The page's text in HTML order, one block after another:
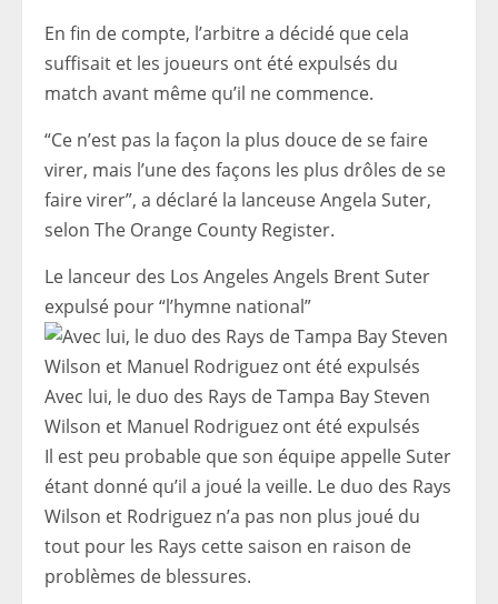
En fin de compte, l’arbitre a décidé que cela
suffisait et les joueurs ont été expulsés du
match avant même qu’il ne commence.
“Ce n’est pas la façon la plus douce de se faire
virer, mais l’une des façons les plus drôles de se
faire virer”, a déclaré la lanceuse Angela Suter,
selon The Orange County Register.
Le lanceur des Los Angeles Angels Brent Suter
expulsé pour “l’hymne national”
Avec lui, le duo des Rays de Tampa Bay Steven
Wilson et Manuel Rodriguez ont été expulsés
Il est peu probable que son équipe appelle Suter
étant donné qu’il a joué la veille. Le duo des Rays
Wilson et Rodriguez n’a pas non plus joué du
tout pour les Rays cette saison en raison de
problèmes de blessures.